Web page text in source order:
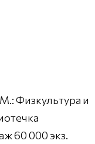
Физкультура и
60 000 экз.